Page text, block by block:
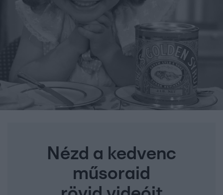
Nézd a kedvenc
műsoraid